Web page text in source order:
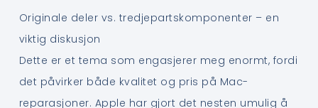
Originale deler vs. tredjepartskomponenter – en
viktig diskusjon
Dette er et tema som engasjerer meg enormt, fordi
det påvirker både kvalitet og pris på Mac-
reparasjoner. Apple har gjort det nesten umulig å